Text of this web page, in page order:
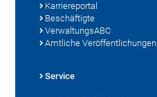
Karriereportal
Beschäftigte
VerwaltungsABC
Amtliche Veröffentlichungen
Service